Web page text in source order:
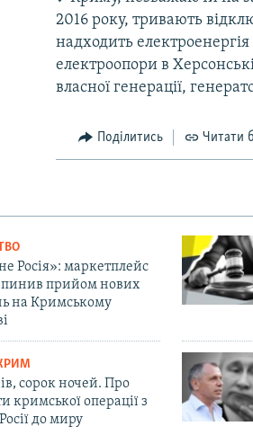
2016 року, тривають
надходить
електроопори в
власної генерації,
Поділитись Читати
Росія»: маркетплейс
прийом нових
на Кримському
сорок ночей. Про
кримської операції з
до миру